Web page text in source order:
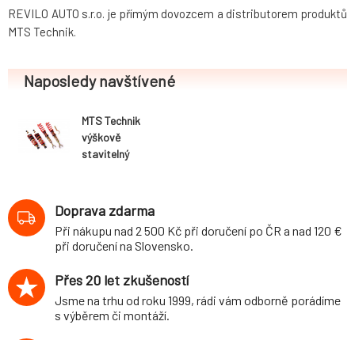
REVILO AUTO s.r.o. je přímým dovozcem a distributorem produktů
MTS Technik.
Naposledy navštívené
MTS Technik
výškově
stavitelný
Audi A4 Quattro
(typ B5, 11.94-
9.01) včetně
Avant / S4
max. zatížení PN
do 1080kg
Doprava zdarma
Při nákupu nad 2 500 Kč při doručení po ČR a nad 120 €
při doručení na Slovensko.
Přes 20 let zkušeností
Jsme na trhu od roku 1999, rádi vám odborně porádíme
s výběrem či montáží.